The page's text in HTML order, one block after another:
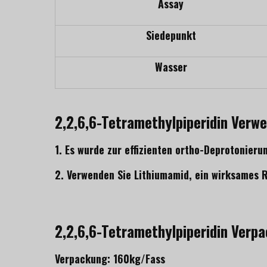
Assay
Siedepunkt
Wasser
2,2,6,6-Tetramethylpiperidin
1. Es wurde zur effizienten ortho-
2. Verwenden Sie Lithiumamid, ein
2,2,6,6-Tetramethylpiperidin
Verpackung: 160kg/Fass